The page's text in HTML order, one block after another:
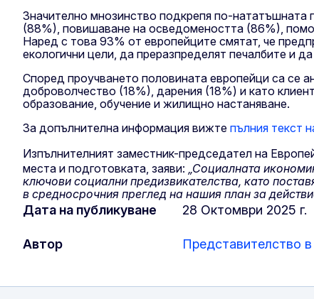
Значително мнозинство подкрепя по-нататъшната
(88%), повишаване на осведомеността (86%),
Наред с това 93% от европейците смятат, че
екологични цели, да преразпределят печалбите и
Според проучването половината европейци са се
доброволчество (18%), дарения (18%) и като
образование, обучение и жилищно настаняване.
За допълнителна информация вижте пълния текст
Изпълнителният заместник-председател на
места и подготовката, заяви: „Социалната
ключови социални предизвикателства, като
в средносрочния преглед на нашия план за
Дата на публикуване 28 Oктомври 2025 г.
Автор Представителство